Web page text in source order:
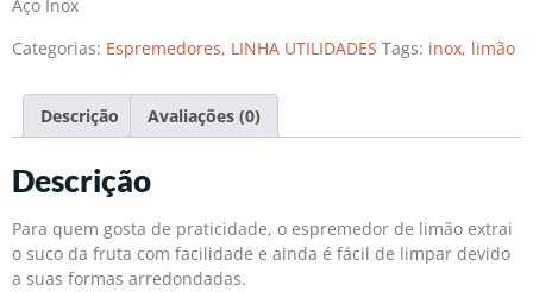
Aço Inox
Categorias: Espremedores, LINHA UTILIDADES Tags: inox, limão
Descrição Avaliações (0)
Descrição
Para quem gosta de praticidade, o espremedor de limão extrai
o suco da fruta com facilidade e ainda é fácil de limpar devido
a suas formas arredondadas.